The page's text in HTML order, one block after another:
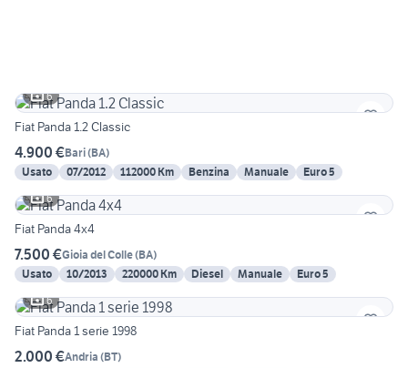
6
Fiat Panda 1.2 Classic
4.900 €Bari(BA)
Usato
07/2012 112000 Km Benzina Manuale
Euro 5
6
Fiat Panda 4x4
7.500 €Gioia del Colle(BA)
Usato
10/2013 220000 Km Diesel Manuale
Euro 5
6
Fiat Panda 1 serie 1998
2.000 €Andria (BT)